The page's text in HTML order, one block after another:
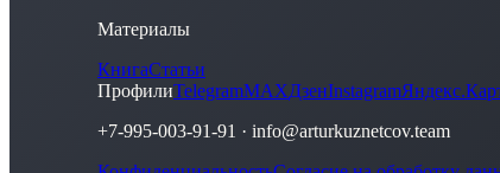
Материалы
КнигаСтатьи
ПрофилиTelegramMAXДзенInstagram
+7-995-003-91-91 · info@arturkuznetcov.team